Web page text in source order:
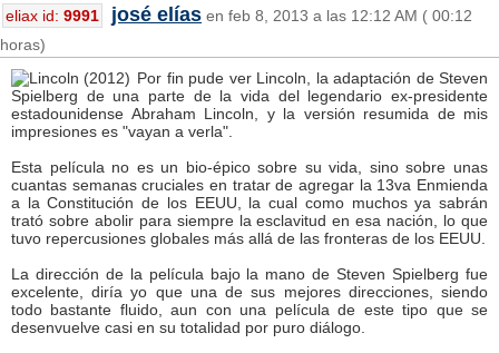
eliax id: 9991 josé elías en feb 8, 2013 a las 12:12 AM ( 00:12
horas)
Por fin pude ver Lincoln, la adaptación de Steven
Spielberg de una parte de la vida del legendario ex-presidente
estadounidense Abraham Lincoln, y la versión resumida de mis
impresiones es "vayan a verla".
Esta película no es un bio-épico sobre su vida, sino sobre unas
cuantas semanas cruciales en tratar de agregar la 13va Enmienda
a la Constitución de los EEUU, la cual como muchos ya sabrán
trató sobre abolir para siempre la esclavitud en esa nación, lo que
tuvo repercusiones globales más allá de las fronteras de los EEUU.
La dirección de la película bajo la mano de Steven Spielberg fue
excelente, diría yo que una de sus mejores direcciones, siendo
todo bastante fluido, aun con una película de este tipo que se
desenvuelve casi en su totalidad por puro diálogo.